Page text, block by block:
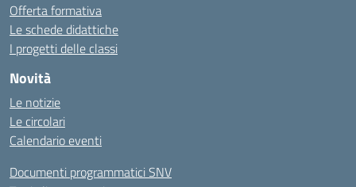
Offerta formativa
Le schede didattiche
I progetti delle classi
Novità
Le notizie
Le circolari
Calendario eventi
Documenti programmatici SNV